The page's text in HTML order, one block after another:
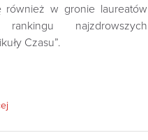
również w gronie laureatów
najzdrowszych
Czasu”.